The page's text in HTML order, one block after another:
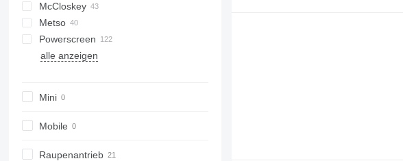
FTS
Fullstar
MCK
ME
Frontier
Novum
KL
ZSW
516
McCloskey
R-series
S-series
V-series
Metso
Lokotrack
Nordberg
Powerscreen
Chieftain
MPB
CS
Remax
QA
820
683
T5
1412
Orbital 3000
alle anzeigen
Mini
Mobile
Raupenantrieb